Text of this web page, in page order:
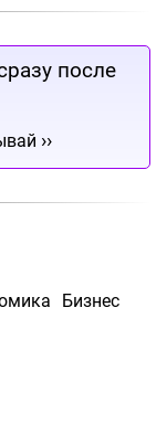
после
››
Бизнес